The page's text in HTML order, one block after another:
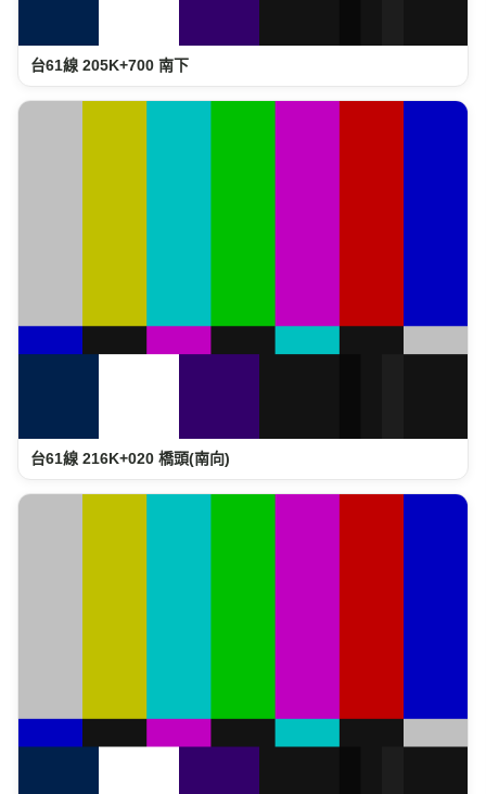
台61線 205K+700 南下
台61線 216K+020 橋頭(南向)